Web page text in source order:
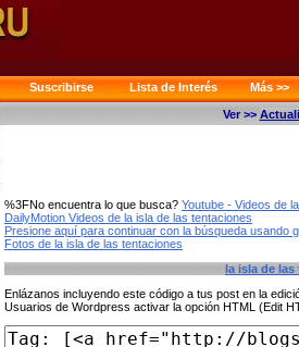
Suscribirse Lista de Interés
Más >>
Ver >>
%3FNo encuentra lo que busca? Youtube - Videos de
DailyMotion Videos de la isla de las tentaciones
Presione aquí para continuar con la búsqueda usando
Fotos de la isla de las tentaciones
la isla de
Enlázanos incluyendo este código a tus post en la
Usuarios de Wordpress activar la opción HTML (Edit